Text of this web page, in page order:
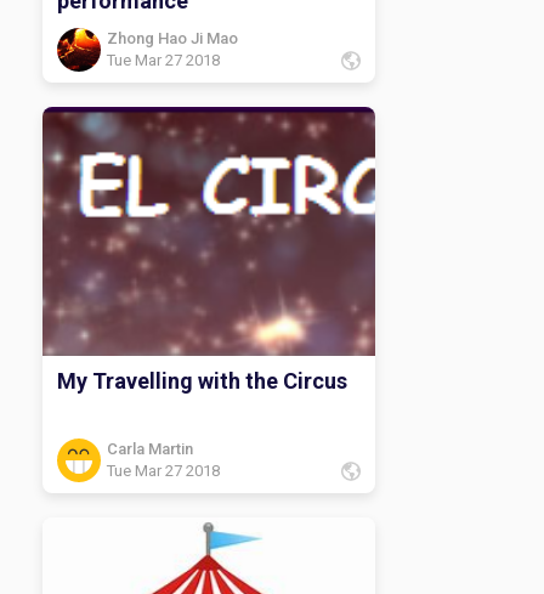
Zhong Hao Ji Mao
Tue Mar 27 2018
My Travelling with the Circus
Carla Martin
Tue Mar 27 2018